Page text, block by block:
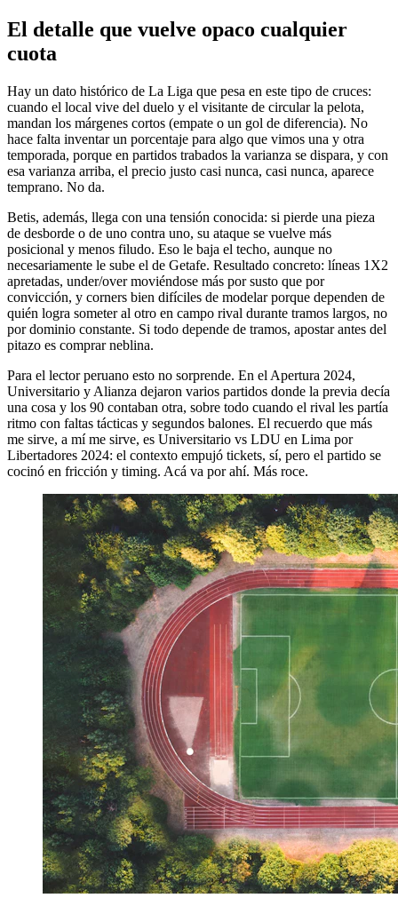
El detalle que vuelve opaco cualquier
cuota
Hay un dato histórico de La Liga que pesa en este tipo de cruces:
cuando el local vive del duelo y el visitante de circular la pelota,
mandan los márgenes cortos (empate o un gol de diferencia). No
hace falta inventar un porcentaje para algo que vimos una y otra
temporada, porque en partidos trabados la varianza se dispara, y con
esa varianza arriba, el precio justo casi nunca, casi nunca, aparece
temprano. No da.
Betis, además, llega con una tensión conocida: si pierde una pieza
de desborde o de uno contra uno, su ataque se vuelve más
posicional y menos filudo. Eso le baja el techo, aunque no
necesariamente le sube el de Getafe. Resultado concreto: líneas 1X2
apretadas, under/over moviéndose más por susto que por
convicción, y corners bien difíciles de modelar porque dependen de
quién logra someter al otro en campo rival durante tramos largos, no
por dominio constante. Si todo depende de tramos, apostar antes del
pitazo es comprar neblina.
Para el lector peruano esto no sorprende. En el Apertura 2024,
Universitario y Alianza dejaron varios partidos donde la previa decía
una cosa y los 90 contaban otra, sobre todo cuando el rival les partía
ritmo con faltas tácticas y segundos balones. El recuerdo que más
me sirve, a mí me sirve, es Universitario vs LDU en Lima por
Libertadores 2024: el contexto empujó tickets, sí, pero el partido se
cocinó en fricción y timing. Acá va por ahí. Más roce.